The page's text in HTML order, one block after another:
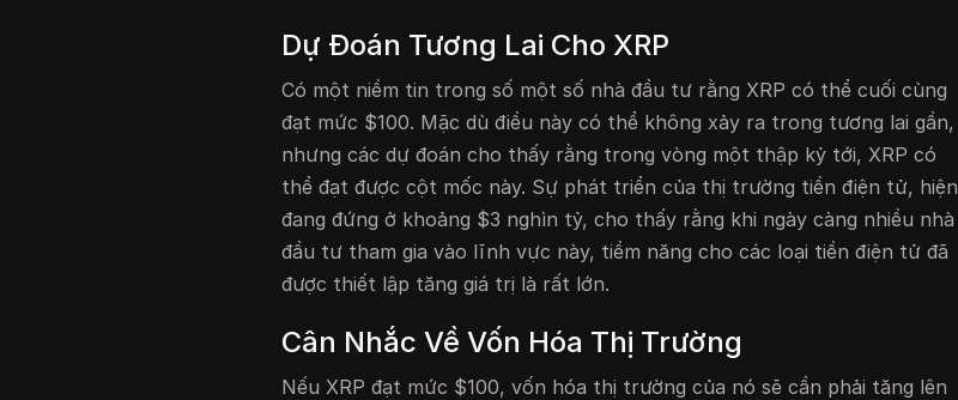
Dự Đoán Tương Lai Cho XRP
Có một niềm tin trong số một số nhà đầu tư rằng XRP có thể cuối cùng
đạt mức $100. Mặc dù điều này có thể không xảy ra trong tương lai gần,
nhưng các dự đoán cho thấy rằng trong vòng một thập kỷ tới, XRP có
thể đạt được cột mốc này. Sự phát triển của thị trường tiền điện tử, hiện
đang đứng ở khoảng $3 nghìn tỷ, cho thấy rằng khi ngày càng nhiều nhà
đầu tư tham gia vào lĩnh vực này, tiềm năng cho các loại tiền điện tử đã
được thiết lập tăng giá trị là rất lớn.
Cân Nhắc Về Vốn Hóa Thị Trường
Nếu XRP đạt mức $100, vốn hóa thị trường của nó sẽ cần phải tăng lên